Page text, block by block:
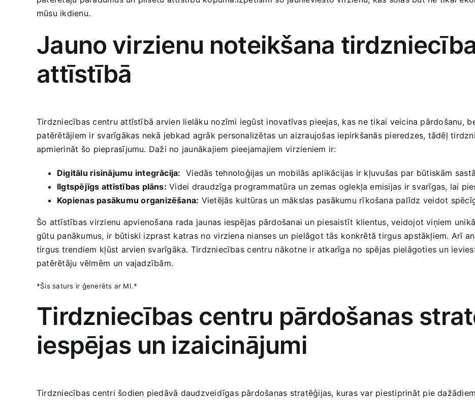
mūsu ikdienu.
Jauno⁣ virzienu⁤ noteikšana
attīstībā
Tirdzniecības centru attīstībā arvien lielāku nozīmi iegūst inovatīvas ⁤pieejas, kas ne tikai veicina pārdošanu,⁤
⁢patērētājiem ir svarīgākas nekā jebkad ‍agrāk personalizētas un ​aizraujošas ​iepirkšanās pieredzes, tādēļ
apmierināt šo ⁢pieprasījumu. Daži no jaunākajiem pieejamajiem⁢ virzieniem ir:
Digitālu risinājumu integrācija:
Viedās tehnoloģijas un⁢ mobilās aplikācijas ​ir kļuvušas par ⁣būtiskām
Ilgtspējīgs‌ attīstības plāns: Videi‌ draudzīga programmatūra un zemas oglekļa emisijas ir svarīgas, lai
Kopienas‍ pasākumu organizēšana: Vietējās kultūras ⁤un mākslas pasākumu ‌rīkošana palīdz veidot
Šo attīstības virzienu⁤ apvienošana rada jaunas ‌iespējas pārdošanai un piesaistīt klientus, veidojot viņiem
gūtu panākumus, ​ir būtiski izprast katras⁤ no virziena nianses un pielāgot tās⁣ konkrētā tirgus apstākļiem. Arī
tirgus trendiem ⁢kļūst arvien svarīgāka. Tirdzniecības ⁤centru ⁢nākotne ir atkarīga no spējas pielāgoties un
patērētāju vēlmēm⁣ un⁤ vajadzībām.
*Šis saturs ir ģenerēts ar MI.*
Tirdzniecības centru pārdošanas
iespējas un⁤ izaicinājumi
Tirdzniecības centri šodien piedāvā daudzveidīgas pārdošanas stratēģijas, kuras var piestiprināt pie